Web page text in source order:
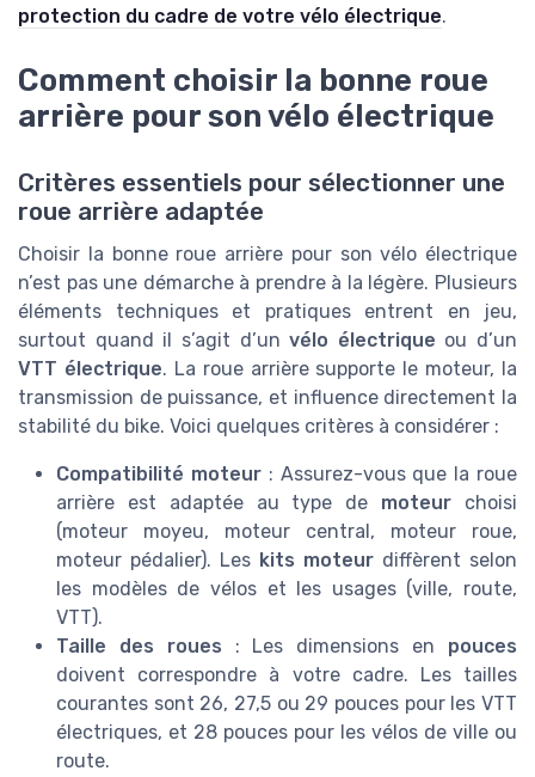
protection du cadre de votre vélo électrique.
Comment choisir la bonne roue
arrière pour son vélo électrique
Critères essentiels pour sélectionner une
roue arrière adaptée
Choisir la bonne roue arrière pour son vélo électrique
n’est pas une démarche à prendre à la légère. Plusieurs
éléments techniques et pratiques entrent en jeu,
surtout quand il s’agit d’unvélo électrique ou d’un
VTT électrique. La roue arrière supporte le moteur, la
transmission de puissance, et influence directement la
stabilité du bike. Voici quelques critères à considérer :
Compatibilité moteur: Assurez-vous que la roue
arrière est adaptée au type de moteur choisi
(moteur moyeu, moteur central, moteur roue,
moteur pédalier). Les kits moteur diffèrent selon
les modèles de vélos et les usages (ville, route,
VTT).
Taille des roues : Les dimensions en pouces
doivent correspondre à votre cadre. Les tailles
courantes sont 26, 27,5 ou 29 pouces pour les VTT
électriques, et 28 pouces pour les vélos de ville ou
route.